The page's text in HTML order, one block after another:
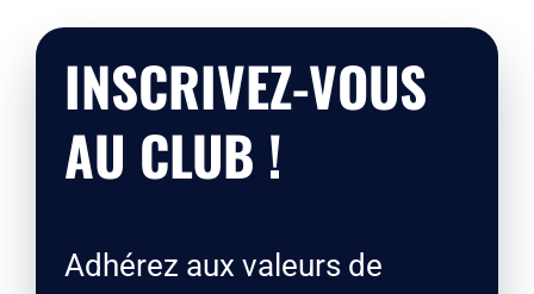
INSCRIVEZ-VOUS
AU CLUB !
Adhérez aux valeurs de